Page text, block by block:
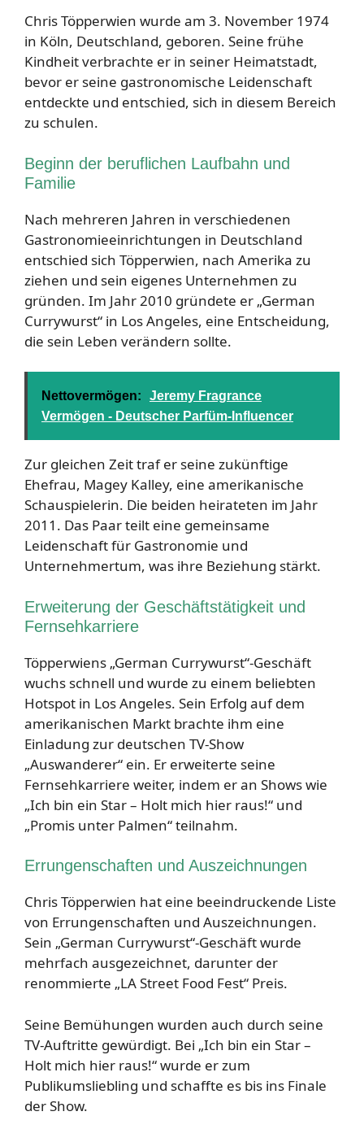
Chris Töpperwien wurde am 3. November 1974
in Köln, Deutschland, geboren. Seine frühe
Kindheit verbrachte er in seiner Heimatstadt,
bevor er seine gastronomische Leidenschaft
entdeckte und entschied, sich in diesem Bereich
zu schulen.
Beginn der beruflichen Laufbahn und
Familie
Nach mehreren Jahren in verschiedenen
Gastronomieeinrichtungen in Deutschland
entschied sich Töpperwien, nach Amerika zu
ziehen und sein eigenes Unternehmen zu
gründen. Im Jahr 2010 gründete er „German
Currywurst“ in Los Angeles, eine Entscheidung,
die sein Leben verändern sollte.
Nettovermögen:
Jeremy Fragrance
Vermögen - Deutscher Parfüm-Influencer
Zur gleichen Zeit traf er seine zukünftige
Ehefrau, Magey Kalley, eine amerikanische
Schauspielerin. Die beiden heirateten im Jahr
2011. Das Paar teilt eine gemeinsame
Leidenschaft für Gastronomie und
Unternehmertum, was ihre Beziehung stärkt.
Erweiterung der Geschäftstätigkeit und
Fernsehkarriere
Töpperwiens „German Currywurst“-Geschäft
wuchs schnell und wurde zu einem beliebten
Hotspot in Los Angeles. Sein Erfolg auf dem
amerikanischen Markt brachte ihm eine
Einladung zur deutschen TV-Show
„Auswanderer“ ein. Er erweiterte seine
Fernsehkarriere weiter, indem er an Shows wie
„Ich bin ein Star – Holt mich hier raus!“ und
„Promis unter Palmen“ teilnahm.
Errungenschaften und Auszeichnungen
Chris Töpperwien hat eine beeindruckende Liste
von Errungenschaften und Auszeichnungen.
Sein „German Currywurst“-Geschäft wurde
mehrfach ausgezeichnet, darunter der
renommierte „LA Street Food Fest“ Preis.
Seine Bemühungen wurden auch durch seine
TV-Auftritte gewürdigt. Bei „Ich bin ein Star –
Holt mich hier raus!“ wurde er zum
Publikumsliebling und schaffte es bis ins Finale
der Show.